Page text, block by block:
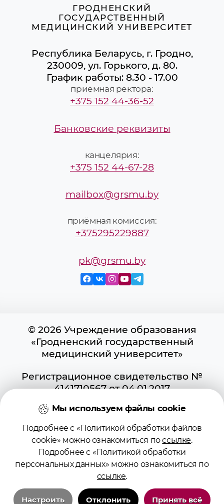
ГРОДНЕНСКИЙ
ГОСУДАРСТВЕННЫЙ
МЕДИЦИНСКИЙ УНИВЕРСИТЕТ
Республика Беларусь, г. Гродно,
230009, ул. Горького, д. 80.
График работы: 8.30 - 17.00
приёмная ректора:
+375 152 44-36-52
Банковские реквизиты
канцелярия:
+375 152 44-67-28
mailbox@grsmu.by
приёмная комиссия:
+375295229887
pk@grsmu.by
© 2026 Учреждение образования
«Гродненский государственный
медицинский университет»
Регистрационное свидетельство №
4141710567 от 04.01.2017
информационных ресурсов
Использование материалов сайта
возможно при условии указания
активной ссылки на первоисточник.
Положение о защите информации
Политика в отношении обработки
Политика видеонаблюдения
Мы используем файлы cookie
Подробнее с «Политикой обработки файлов
cookie» можно ознакомиться поссылке.
Подробнее с «Политикой обработки
персональных данных» можно ознакомиться по
ссылке.
Настроить Отклонить Принять всё